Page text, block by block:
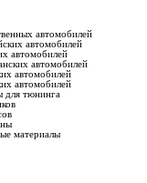
автомобилей
автомобилей
автомобилей
автомобилей
автомобилей
автомобилей
для тюнинга
материалы